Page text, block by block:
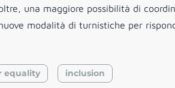
una maggiore possibilità di
modalità di turnistiche per
equality inclusion